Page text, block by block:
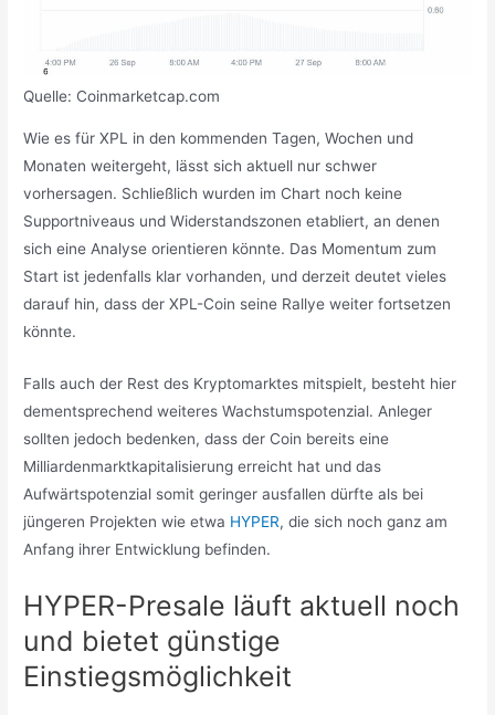
Quelle: Coinmarketcap.com
Wie es für XPL in den kommenden Tagen, Wochen und
Monaten weitergeht, lässt sich aktuell nur schwer
vorhersagen. Schließlich wurden im Chart noch keine
Supportniveaus und Widerstandszonen etabliert, an denen
sich eine Analyse orientieren könnte. Das Momentum zum
Start ist jedenfalls klar vorhanden, und derzeit deutet vieles
darauf hin, dass der XPL-Coin seine Rallye weiter fortsetzen
könnte.
Falls auch der Rest des Kryptomarktes mitspielt, besteht hier
dementsprechend weiteres Wachstumspotenzial. Anleger
sollten jedoch bedenken, dass der Coin bereits eine
Milliardenmarktkapitalisierung erreicht hat und das
Aufwärtspotenzial somit geringer ausfallen dürfte als bei
jüngeren Projekten wie etwa HYPER, die sich noch ganz am
Anfang ihrer Entwicklung befinden.
HYPER-Presale läuft aktuell noch
und bietet günstige
Einstiegsmöglichkeit